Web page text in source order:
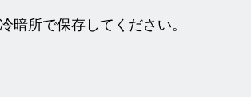
暗所で保存してください。